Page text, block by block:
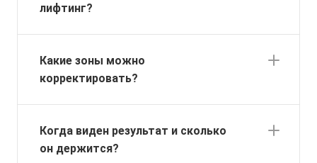
лифтинг?
Какие зоны можно
корректировать?
Когда виден результат и сколько
он держится?